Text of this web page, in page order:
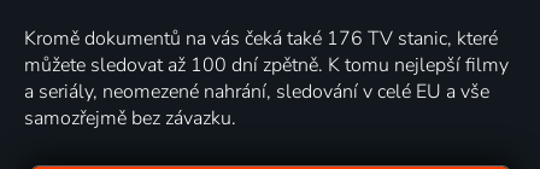
Kromě dokumentů na vás čeká také 176 TV stanic, které
můžete sledovat až 100 dní zpětně. K tomu nejlepší filmy
a seriály, neomezené nahrání, sledování v celé EU a vše
samozřejmě bez závazku.